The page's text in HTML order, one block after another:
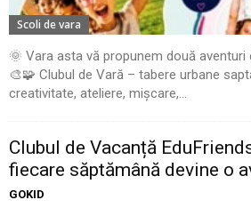
Scoli de vara
🌞 Vara asta vă propunem două
🎨🧩 Clubul de Vară – tabere urbane
creativitate, ateliere, mișcare,...
Clubul de Vacanță
fiecare săptămână devine o
GOKID